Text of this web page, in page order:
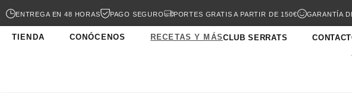
ENTREGA EN 48 HORAS PAGO SEGURO PORTES GRATIS A PARTIR DE 150€ GARANTÍA
TIENDA CONÓCENOS RECETAS Y MÁSCLUB SERRATS